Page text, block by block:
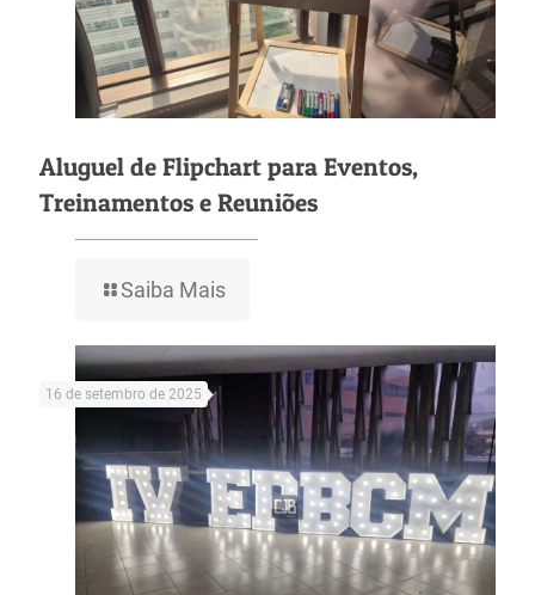
Aluguel de Flipchart para Eventos,
Treinamentos e Reuniões
Saiba Mais
16 de setembro de 2025